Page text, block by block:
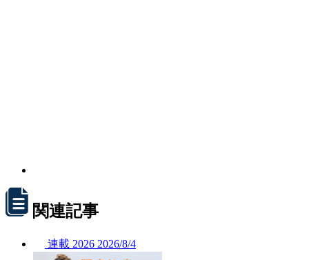
関連記事
連載 2026 2026/8/4